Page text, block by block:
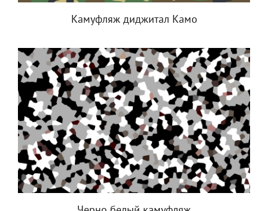
Камуфляж диджитал Камо